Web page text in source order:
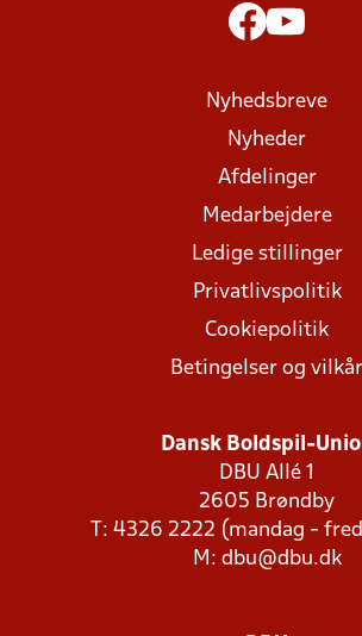
Nyhedsbreve
Nyheder
Afdelinger
Medarbejdere
Ledige stillinger
Privatlivspolitik
Cookiepolitik
Betingelser og vilkår
Dansk Boldspil-
DBU Allé 1
2605 Brøndby
T: 4326 2222 (mandag -
M: dbu@dbu.dk